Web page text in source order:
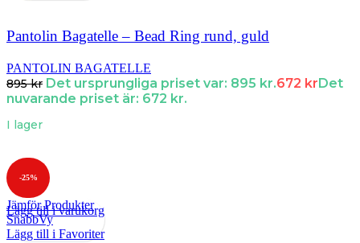
Pantolin Bagatelle – Bead Ring rund, guld
PANTOLIN BAGATELLE
895kr Det ursprungliga priset var: 895 kr.672 kr Det
nuvarande priset är: 672 kr.
I lager
-25%
Jämför Produkter
SnabbVy
Lägg till i Favoriter
Lägg till i varukorg